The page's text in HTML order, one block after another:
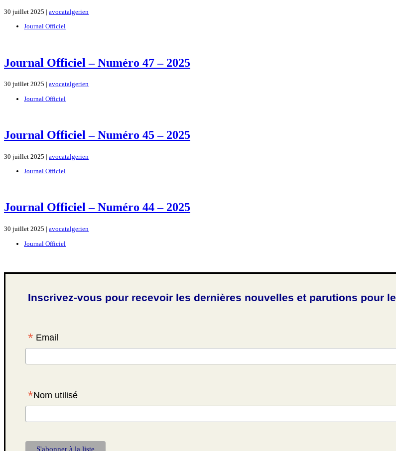
30 juillet 2025 | avocatalgerien
Journal Officiel
Journal Officiel – Numéro 47 – 2025
30 juillet 2025 | avocatalgerien
Journal Officiel
Journal Officiel – Numéro 45 – 2025
30 juillet 2025 | avocatalgerien
Journal Officiel
Journal Officiel – Numéro 44 – 2025
30 juillet 2025 | avocatalgerien
Journal Officiel
Inscrivez-vous pour recevoir les dernières nouvelles et parutions pour
* Email
*Nom utilisé